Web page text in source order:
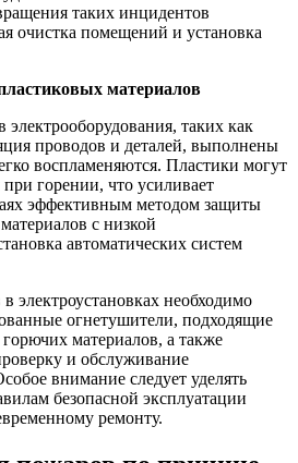
таких инцидентов
очистка помещений и установка
материалов
таких как
проводов и деталей, выполнены
воспламеняются. Пластики могут
горении, что усиливает
эффективным методом защиты
с низкой
автоматических систем
электроустановках необходимо
огнетушители, подходящие
материалов, а также
и обслуживание
внимание следует уделять
безопасной эксплуатации
ремонту.